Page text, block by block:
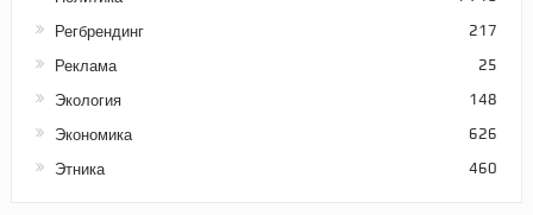
Регбрендинг 217
Реклама 25
Экология 148
Экономика 626
Этника 460